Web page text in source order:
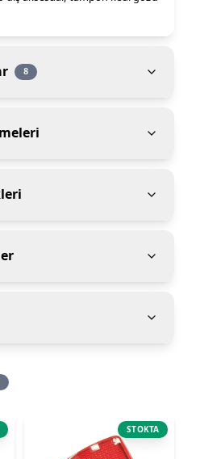
8
STOKTA